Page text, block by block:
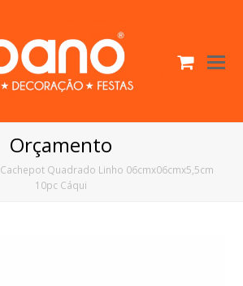
Cart
Orçamento
Cachepot Quadrado Linho 06cmx06cmx5,5cm
10pc Cáqui